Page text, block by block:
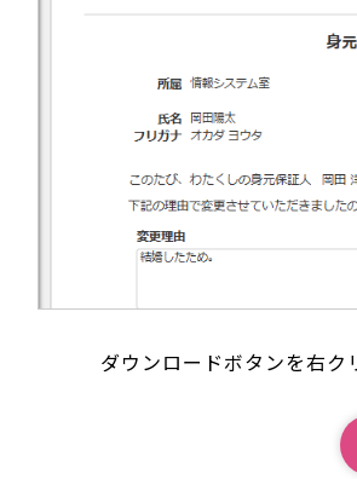
ダウンロードボタンを右ク